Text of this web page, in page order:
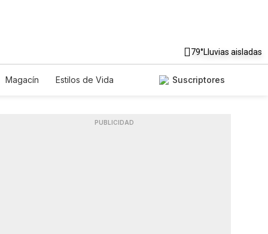
79°Lluvias aisladas
Magacín
Estilos de Vida
Suscriptores
PUBLICIDAD